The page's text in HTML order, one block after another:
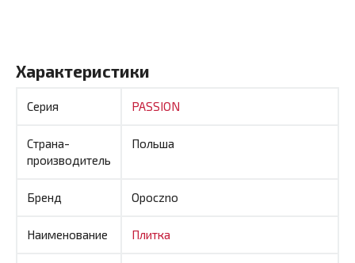
Характеристики
Серия PASSION
Страна-
производитель
Польша
Бренд Opoczno
Наименование Плитка